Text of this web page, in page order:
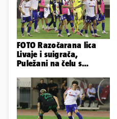
FOTO Razočarana lica
Livaje i suigrača,
Puležani na čelu s
Poljuda